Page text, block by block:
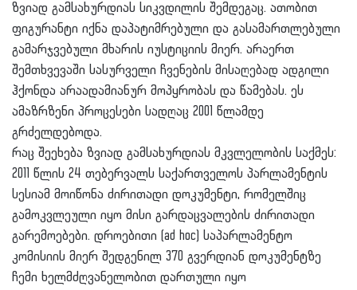
ზვიად გამსახურდიას სიკვდილის შემდეგაც. ათობით
ფიგურანტი იქნა დაპატიმრებული და გასამართლებული
გამარჯვებული მხარის იუსტიციის მიერ. არაერთ
შემთხვევაში სასურველი ჩვენების მისაღებად ადგილი
ჰქონდა არაადამიანურ მოპყრობას და წამებას. ეს
ამაზრზენი პროცესები სადღაც 2001 წლამდე
გრძელდებოდა.
რაც შეეხება ზვიად გამსახურდიას მკვლელობის საქმეს:
2011 წლის 24 თებერვალს საქართველოს პარლამენტის
სესიამ მოიწონა ძირითადი დოკუმენტი, რომელშიც
გამოკვლეული იყო მისი გარდაცვალების ძირითადი
გარემოებები. დროებითი (ad hoc) საპარლამენტო
კომისიის მიერ შედგენილ 370 გვერდიან დოკუმენტზე
ჩემი ხელმძღვანელობით დართული იყო